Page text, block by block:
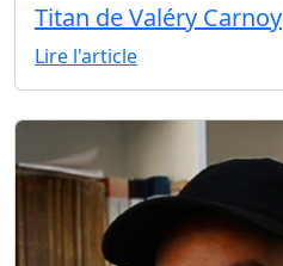
Titan de Valéry Carnoy
Lire l'article